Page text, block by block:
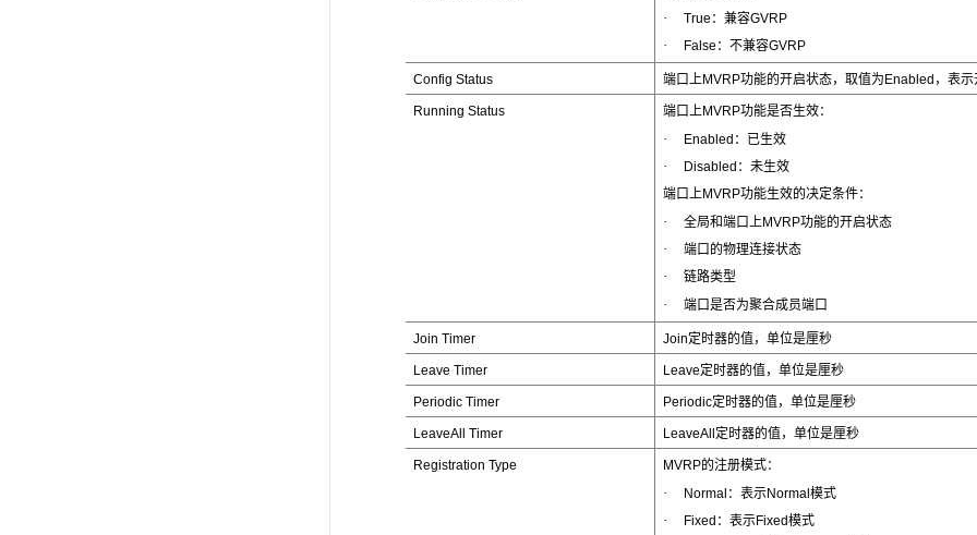
· True：兼容GVRP
· False：不兼容GVRP
Config Status 端口上MVRP功能的开启状态，取值为Enabled，表
Running Status 端口上MVRP功能是否生效：
· Enabled：已生效
· Disabled：未生效
端口上MVRP功能生效的决定条件：
· 全局和端口上MVRP功能的开启状态
· 端口的物理连接状态
· 链路类型
· 端口是否为聚合成员端口
Join Timer Join定时器的值，单位是厘秒
Leave Timer Leave定时器的值，单位是厘秒
Periodic Timer Periodic定时器的值，单位是厘秒
LeaveAll Timer LeaveAll定时器的值，单位是厘秒
Registration Type MVRP的注册模式：
· Normal：表示Normal模式
· Fixed：表示Fixed模式